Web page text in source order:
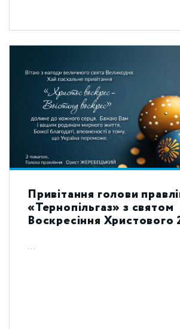
Привітання голови
«Тернопільгаз» з святом
Воскресіння Христового
...